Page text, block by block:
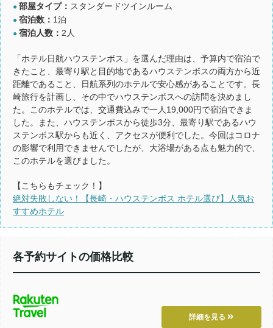
● 部屋タイプ： スタンダードツインルーム
● 宿泊数： 1泊
● 宿泊人数： 2人
「ホテル日航ハウステンボス」を選んだ理由は、予算内で宿泊で
きたこと、最寄り駅と目的地であるハウステンボスの両方から近
距離であること、日航系列のホテルで安心感があることです。長
崎旅行を計画し、その中でハウステンボスへの訪問を決めまし
た。このホテルでは、交通費込みで一人19,000円で宿泊できま
した。また、ハウステンボスから徒歩3分、最寄り駅であるハウ
ステンボス駅からも近く、アクセスが便利でした。今回はコロナ
の影響で利用できませんでしたが、大浴場がある点も魅力的で、
このホテルを選びました。
【こちらもチェック！】
絶対失敗しない！【長崎・ハウステンボス ホテル選び】人気お
すすめホテル
各予約サイトの価格比較
詳細を見る